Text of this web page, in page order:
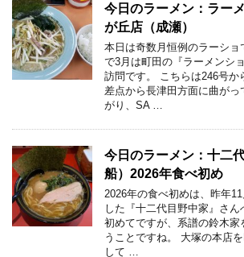
今日のラーメン：ラー
が丘店（成瀬）
本日は奇数月恒例のラーショ
で3月は町田の『ラーメンシ
訪問です。 こちらは246号か
差点から長津田方面に曲が
がり、SA …
今日のラーメン：十二
船）2026年食べ初め
2026年の食べ初めは、昨年
した『十二代目野中家』さ
初めてですが、系譜の鈴木
うことですね。 大塚の本店
して …